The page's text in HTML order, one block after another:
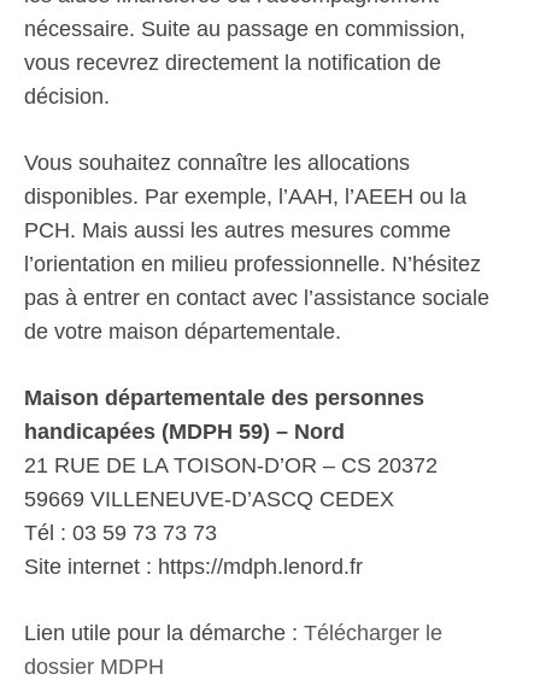
nécessaire. Suite au passage en commission,
vous recevrez directement la notification de
décision.
Vous souhaitez connaître les allocations
disponibles. Par exemple, l’AAH, l’AEEH ou la
PCH. Mais aussi les autres mesures comme
l’orientation en milieu professionnelle. N’hésitez
pas à entrer en contact avec l’assistance sociale
de votre maison départementale.
Maison départementale des personnes
handicapées (MDPH 59) – Nord
21 RUE DE LA TOISON-D’OR – CS 20372
59669 VILLENEUVE-D’ASCQ CEDEX
Tél : 03 59 73 73 73
Site internet : https://mdph.lenord.fr
Lien utile pour la démarche : Télécharger le
dossier MDPH